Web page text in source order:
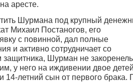
аресте.
Шурмана под крупный
Михаил Постаногов, его
с повинной, дал полные
и активно сотрудничает со
защитника, Шурман не
у него на иждивении двое
летний сын от первого брака.